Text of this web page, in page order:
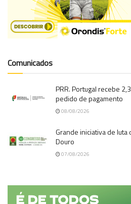
Comunicados
PRR. Portugal recebe
pedido de pagamento
08/08/2026
Grande iniciativa de
Douro
07/08/2026